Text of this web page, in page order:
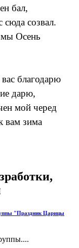
бал,
созвал.
Осень
благодарю
дарю,
мой черед
вам зима
"Праздник Царицы